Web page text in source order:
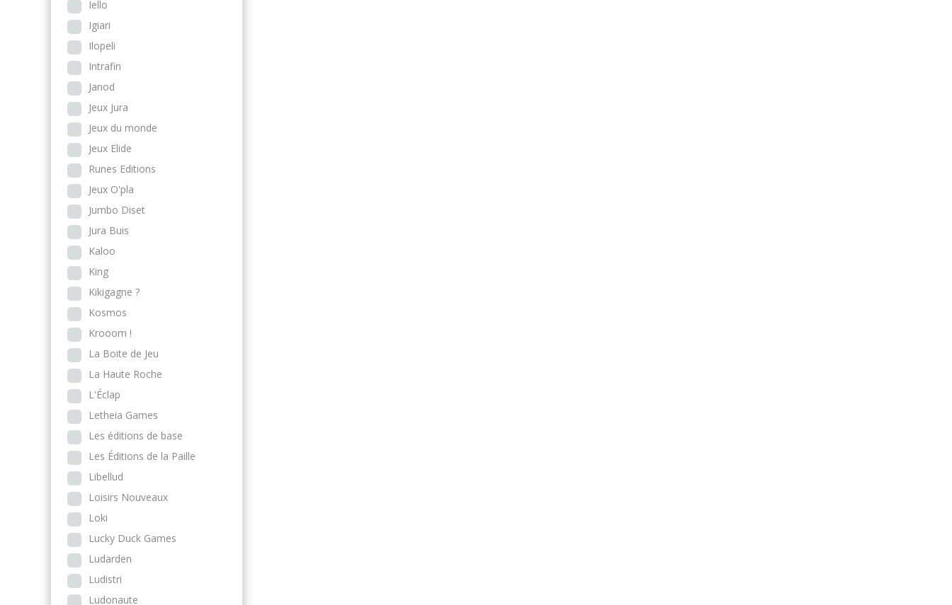
Iello
Igiari
Ilopeli
Intrafin
Janod
Jeux Jura
Jeux du monde
Jeux Elide
Runes Editions
Jeux O'pla
Jumbo Diset
Jura Buis
Kaloo
King
Kikigagne ?
Kosmos
Krooom !
La Boite de Jeu
La Haute Roche
L'Éclap
Letheia Games
Les éditions de base
Les Éditions de la Paille
Libellud
Loisirs Nouveaux
Loki
Lucky Duck Games
Ludarden
Ludistri
Ludonaute